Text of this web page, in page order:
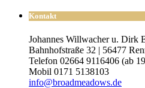
Kontakt
Johannes Willwacher u. Dirk
Bahnhofstraße 32 | 56477
Telefon 02664 9116406 (ab
Mobil 0171 5138103
info@broadmeadows.de